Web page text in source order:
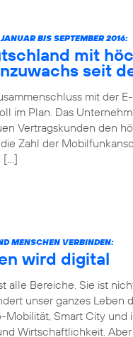
BIS SEPTEMBER 2016:
mit
seit
mit der
im Plan. Das
Vertragskunden den
Zahl der
[…]
MENSCHEN VERBINDEN:
wird digital
alle Bereiche. Sie ist
unser ganzes Leben
Mobilität, Smart City
Wirtschaftlichkeit.